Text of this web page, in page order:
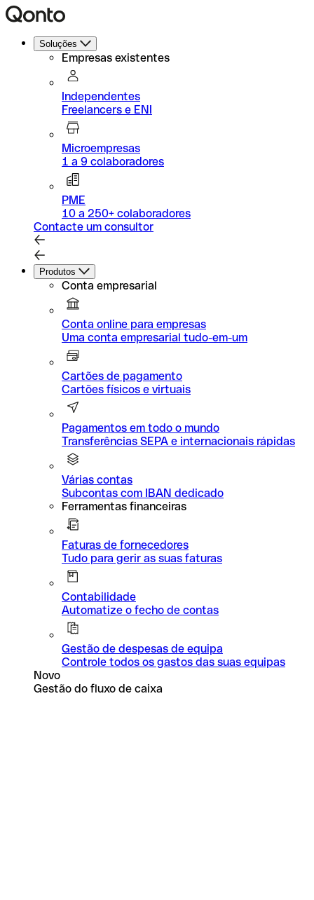
Soluções
Empresas existentes
Independentes
Freelancers e ENI
Microempresas
1 a 9 colaboradores
PME
10 a 250+ colaboradores
Contacte um consultor
Produtos
Conta empresarial
Conta online para empresas
Uma conta empresarial tudo-em-um
Cartões de pagamento
Cartões físicos e virtuais
Pagamentos em todo o mundo
Transferências SEPA e internacionais rápidas
Várias contas
Subcontas com IBAN dedicado
Ferramentas financeiras
Faturas de fornecedores
Tudo para gerir as suas faturas
Contabilidade
Automatize o fecho de contas
Gestão de despesas de equipa
Controle todos os gastos das suas equipas
Novo
Gestão do fluxo de caixa